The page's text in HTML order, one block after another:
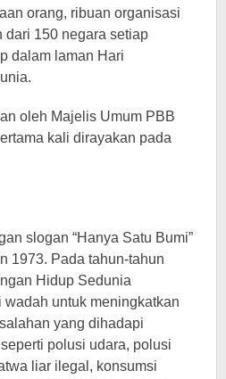
orang, ribuan organisasi
dari 150 negara setiap
dalam laman Hari
oleh Majelis Umum PBB
kali dirayakan pada
slogan “Hanya Satu Bumi”
1973. Pada tahun-tahun
Hidup Sedunia
untuk meningkatkan
yang dihadapi
polusi udara, polusi
liar ilegal, konsumsi